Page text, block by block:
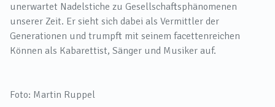
unerwartet Nadelstiche zu Gesellschaftsphänomenen
unserer Zeit. Er sieht sich dabei als Vermittler der
Generationen und trumpft mit seinem facettenreichen
Können als Kabarettist, Sänger und Musiker auf.
Foto: Martin Ruppel